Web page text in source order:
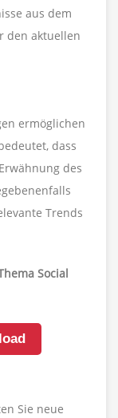
aus dem
den aktuellen
ermöglichen
dass
des
Trends
Social
Sie neue